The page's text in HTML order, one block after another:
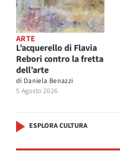
ARTE
L’acquerello di Flavia
Rebori contro la fretta
dell’arte
di Daniela Benazzi
5 Agosto 2026
ESPLORA CULTURA